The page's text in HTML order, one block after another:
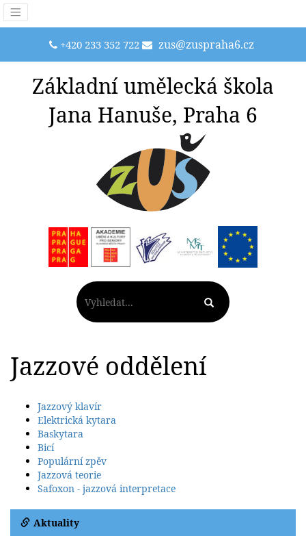
+420 233 352 722 zus@zuspraha6.cz
Základní umělecká škola
Jana Hanuše, Praha 6
Aktuality
Jazzové oddělení
Jazzový klavír
Elektrická kytara
Baskytara
Bicí
Populární zpěv
Jazzová teorie
Safoxon - jazzová interpretace